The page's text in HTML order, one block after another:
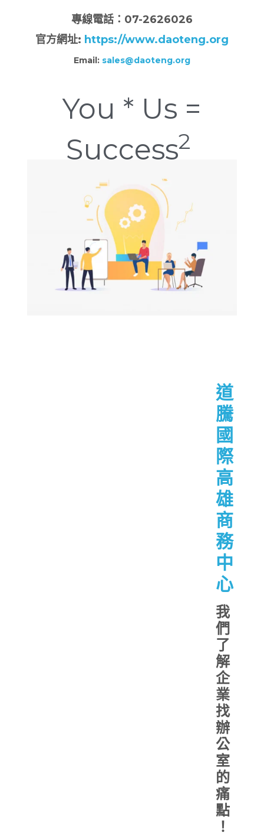
專線電話：07-2626026
官方網址: https://www.daoteng.org
Email: sales@daoteng.org
You * Us =
Success2
道
騰
國
際
高
雄
商
務
中
心
我
們
了
解
企
業
找
辦
公
室
的
痛
點
！